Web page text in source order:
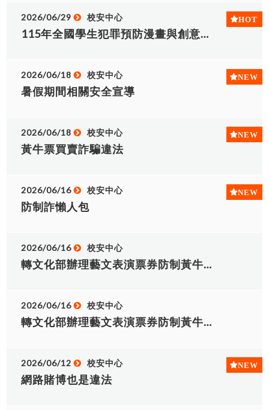
2026/06/29 校安中心
115年全國學生犯罪預防漫畫與創意短片徵件活動辦法
2026/06/18 校安中心
暑假期間相關安全宣導
2026/06/18 校安中心
黃牛票買賣詐騙違法
2026/06/16 校安中心
防制詐懶人包
2026/06/16 校安中心
轉文化部辦理藝文表演票券防制黃牛票詐騙宣導海報二
2026/06/16 校安中心
轉文化部辦理藝文表演票券防制黃牛票詐騙宣導海報一
2026/06/12 校安中心
網路賭博也是違法